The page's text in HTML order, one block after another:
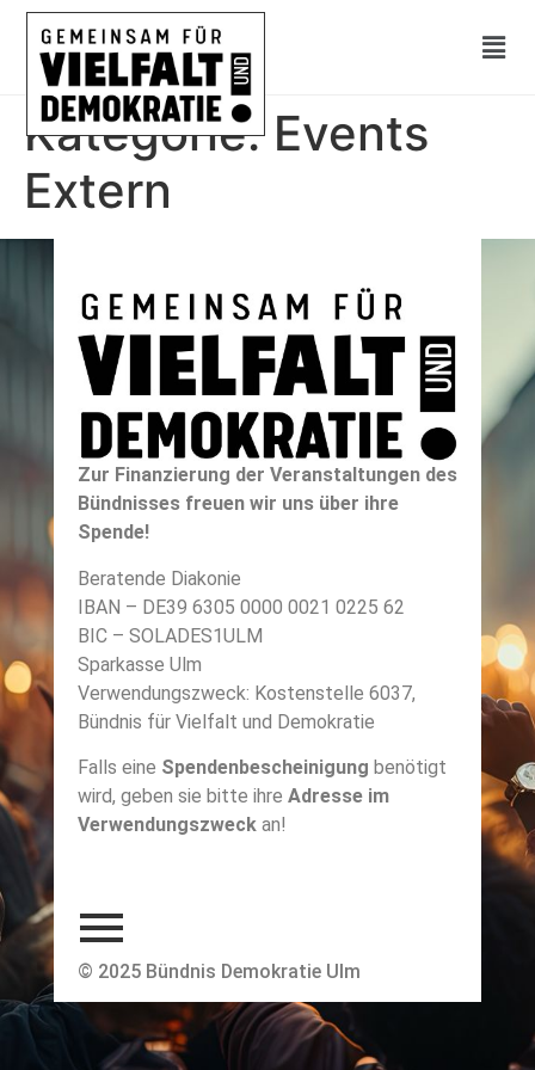
Kategorie: Events
Extern
Zur Finanzierung der Veranstaltungen des
Bündnisses freuen wir uns über ihre
Spende!
Beratende Diakonie
IBAN – DE39 6305 0000 0021 0225 62
BIC – SOLADES1ULM
Sparkasse Ulm
Verwendungszweck: Kostenstelle 6037,
Bündnis für Vielfalt und Demokratie
Falls eine Spendenbescheinigung benötigt
wird, geben sie bitte ihre Adresse im
Verwendungszweck an!
© 2025 Bündnis Demokratie Ulm